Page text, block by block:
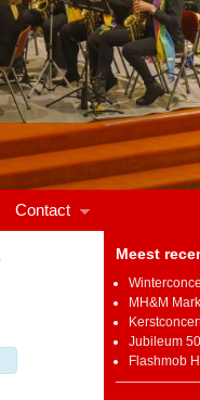
Contact
Meest
MH&M
Jubileum
Flashmob